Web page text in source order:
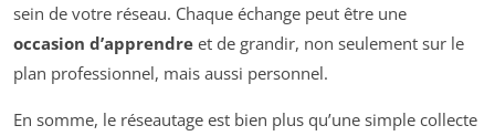
sein de votre réseau. Chaque échange peut être une
occasion d’apprendre et de grandir, non seulement sur le
plan professionnel, mais aussi personnel.
En somme, le réseautage est bien plus qu’une simple collecte